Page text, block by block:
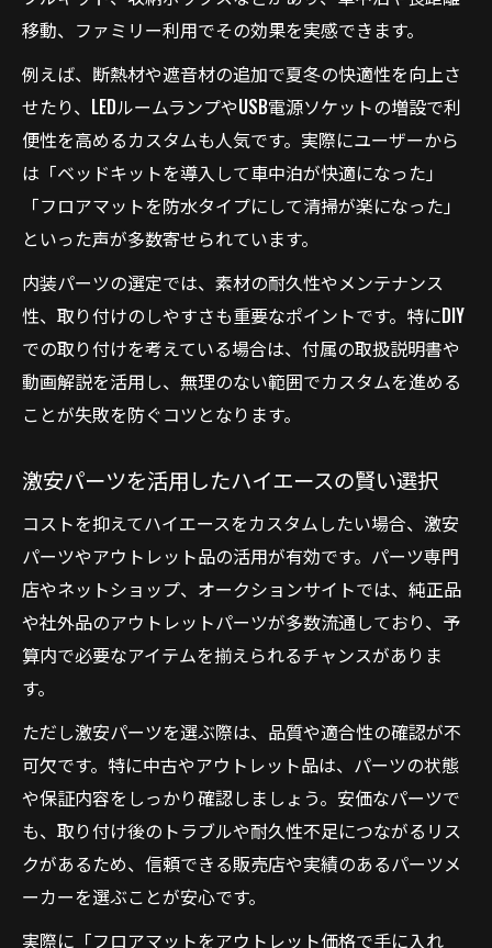
移動、ファミリー利用でその効果を実感できます。
例えば、断熱材や遮音材の追加で夏冬の快適性を向上さ
せたり、LEDルームランプやUSB電源ソケットの増設で利
便性を高めるカスタムも人気です。実際にユーザーから
は「ベッドキットを導入して車中泊が快適になった」
「フロアマットを防水タイプにして清掃が楽になった」
といった声が多数寄せられています。
内装パーツの選定では、素材の耐久性やメンテナンス
性、取り付けのしやすさも重要なポイントです。特にDIY
での取り付けを考えている場合は、付属の取扱説明書や
動画解説を活用し、無理のない範囲でカスタムを進める
ことが失敗を防ぐコツとなります。
激安パーツを活用したハイエースの賢い選択
コストを抑えてハイエースをカスタムしたい場合、激安
パーツやアウトレット品の活用が有効です。パーツ専門
店やネットショップ、オークションサイトでは、純正品
や社外品のアウトレットパーツが多数流通しており、予
算内で必要なアイテムを揃えられるチャンスがありま
す。
ただし激安パーツを選ぶ際は、品質や適合性の確認が不
可欠です。特に中古やアウトレット品は、パーツの状態
や保証内容をしっかり確認しましょう。安価なパーツで
も、取り付け後のトラブルや耐久性不足につながるリス
クがあるため、信頼できる販売店や実績のあるパーツメ
ーカーを選ぶことが安心です。
実際に「フロアマットをアウトレット価格で手に入れ